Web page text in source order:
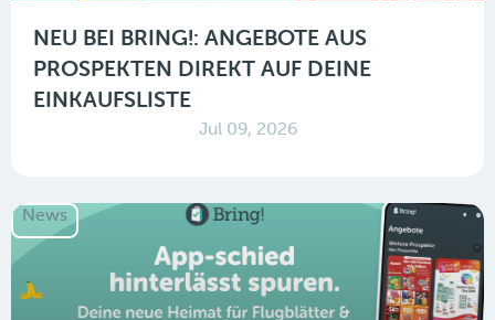
NEU BEI BRING!: ANGEBOTE AUS
PROSPEKTEN DIREKT AUF DEINE
EINKAUFSLISTE
Jul 09, 2026
News